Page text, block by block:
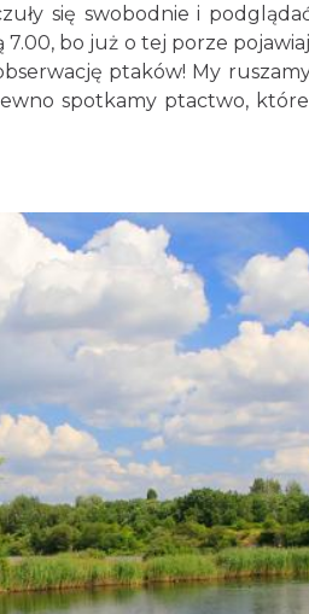
się swobodnie i
bo już o tej porze
ptaków! My
spotkamy ptactwo,